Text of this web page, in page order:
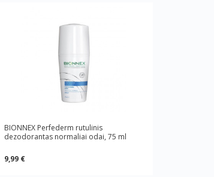
BIONNEX Perfederm rutulinis
dezodorantas normaliai odai, 75 ml
9,99 €